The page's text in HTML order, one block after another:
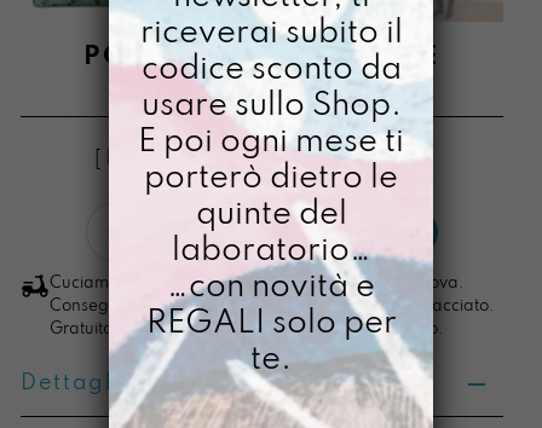
PORTACOMPITI FAILTÉ
€ 58,00
[ Buste Organizer: 34,5 x 24 x 1,5 cm ]
Portacompiti
quantità
LO VOGLIO
Cuciamo ogni ordine nel nostro laboratorio di Padova.
Consegna in 4/5 giorni lavorativi, pacco sempre tracciato.
Gratuita per ordini di importo superiore ai 100 euro.
Dettagli prodotto
riceverai subito il
codice sconto da
usare sullo Shop.
E poi ogni mese ti
porterò dietro le
quinte del
laboratorio…
…con novità e
REGALI solo per
te.